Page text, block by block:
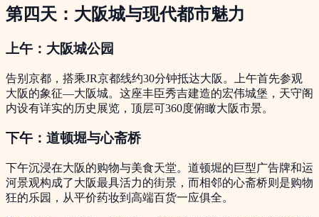
第四天：大阪城与现代都市魅力
上午：大阪城公园
告别京都，搭乘JR京都线约30分钟抵达大阪。上午首先参观
大阪的象征—大阪城。这座丰臣秀吉建造的宏伟城堡，天守阁
内设有详实的历史展览，顶层可360度俯瞰大阪市景。
下午：道顿堀与心斋桥
下午沉浸在大阪的购物与美食天堂。道顿堀的巨型广告牌和运
河景观构成了大阪最具活力的街景，而相邻的心斋桥则是购物
狂的乐园，从平价药妆到高端百货一应俱全。